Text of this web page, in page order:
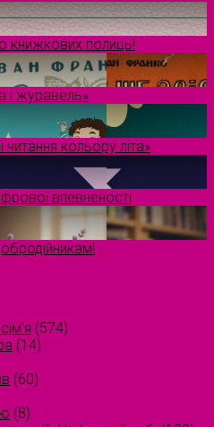
книжкових полиць!
і журавель»
читання кольору літа»
впевненості
(574)
(14)
(60)
(8)